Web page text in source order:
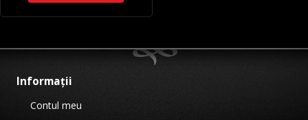
Informații
Contul meu